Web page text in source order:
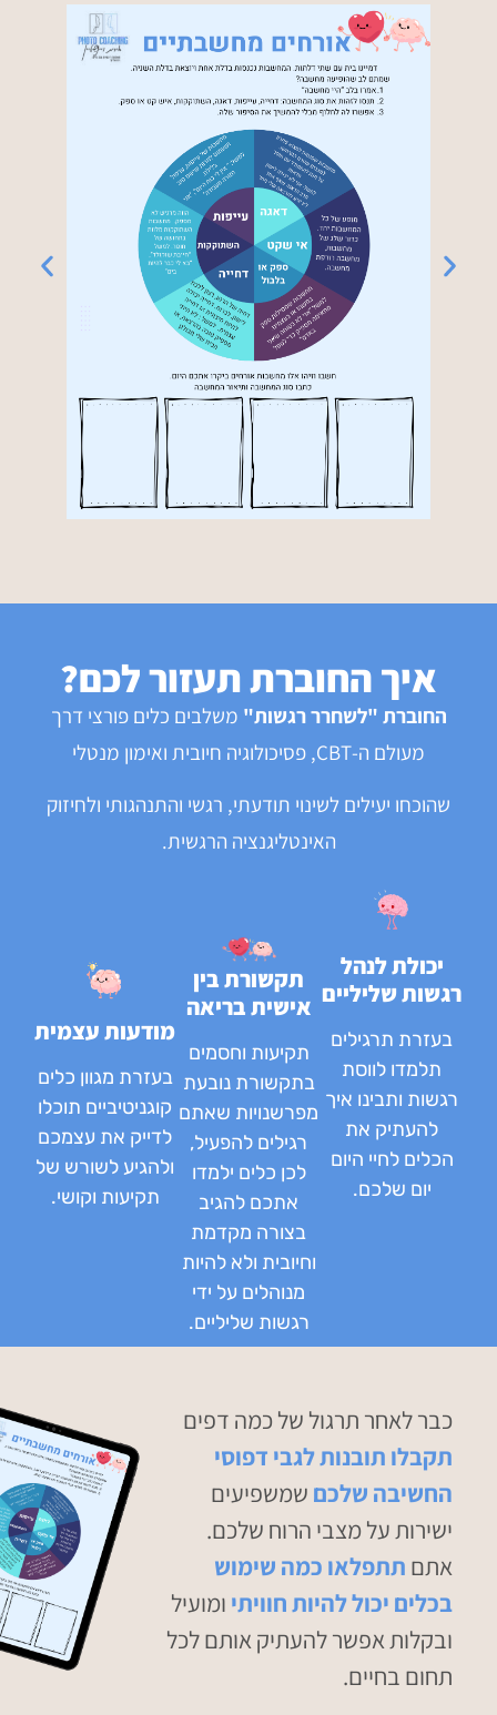
איך החוברת תעזור לכם?
החוברת "לשחרר רגשות" משלבים כלים פורצי דרך
מעולם ה-CBT, פסיכולוגיה חיובית ואימון מנטלי
שהוכחו יעילים לשינוי תודעתי, רגשי והתנהגותי ולחיזוק
האינטליגנציה הרגשית.
יכולת לנהל
רגשות שליליים
בעזרת תרגילים
תלמדו לווסת
רגשות ותבינו איך
להעתיק את
הכלים לחיי היום
יום שלכם.
תקשורת בין
אישית בריאה
תקיעות וחסמים
בתקשורת נובעת
מפרשנויות שאתם
רגילים להפעיל,
לכן כלים ילמדו
אתכם להגיב
בצורה מקדמת
וחיובית ולא להיות
מנוהלים על ידי
רגשות שליליים.
מודעות עצמית
בעזרת מגוון כלים
קוגניטיביים תוכלו
לדייק את עצמכם
ולהגיע לשורש של
תקיעות וקושי.
כבר לאחר תרגול של כמה דפים
תקבלו תובנותלגבי דפוסי
החשיבה שלכם שמשפיעים
ישירות עלמצבי הרוח שלכם.
אתם תתפלאו כמה שימוש
בכלים יכול להיות חוויתי ומועיל
ובקלות אפשרלהעתיק אותם לכל
תחום בחיים.